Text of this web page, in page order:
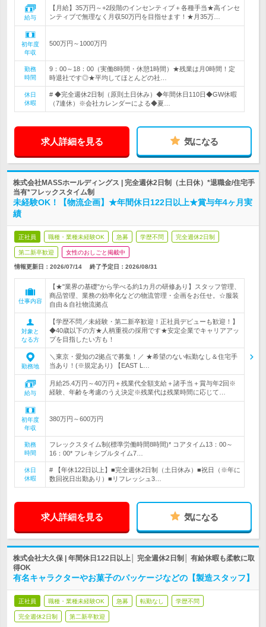
給与
【月給】35万円～+2段階のインセンティブ＋各種手当★高インセ
ンティブで無理なく月収50万円を目指せます！★月35万…
初年度
年収
500万円～1000万円
勤務
時間
9：00～18：00（実働8時間・休憩1時間）★残業は月0時間！定
時退社です◎★平均してほとんどの社…
休日
休暇
# ◆完全週休2日制（原則土日休み）◆年間休日110日◆GW休暇
（7連休）※会社カレンダーによる◆夏…
求人詳細を見る 気になる
株式会社MASSホールディングス | 完全週休2日制（土日休）*退職金/住宅手
当有*フレックスタイム制
未経験OK！【物流企画】★年間休日122日以上★賞与年4ヶ月実
績
正社員 職種・業種未経験OK 急募 学歴不問 完全週休2日制
第二新卒歓迎 女性のおしごと掲載中
情報更新日：2026/07/14 終了予定日： 2026/08/31
仕事内容
【★"業界の基礎"から学べる約1カ月の研修あり】スタッフ管理、
商品管理、業務の効率化などの物流管理・企画をお任せ。☆服装
自由＆自社物流拠点
対象と
なる方
【学歴不問／未経験・第二新卒歓迎！正社員デビューも歓迎！】
◆40歳以下の方★人柄重視の採用です★安定企業でキャリアアッ
プを目指したい方も！
勤務地
＼東京・愛知の2拠点で募集！／ ★希望のない転勤なし＆住宅手
当あり！(※規定あり) 【EAST L…
給与
月給25.4万円～40万円＋残業代全額支給＋諸手当＋賞与年2回※
経験、年齢を考慮のうえ決定※残業代は残業時間に応じて…
初年度
年収
380万円～600万円
勤務
時間
フレックスタイム制(標準労働時間8時間)* コアタイム13：00～
16：00* フレキシブルタイム7…
休日
休暇
# 【年休122日以上】■完全週休2日制（土日休み）■祝日（※年に
数回祝日出勤あり）■リフレッシュ3…
求人詳細を見る 気になる
株式会社大久保 | 年間休日122日以上│ 完全週休2日制│ 有給休暇も柔軟に取
得OK
有名キャラクターやお菓子のパッケージなどの【製造スタッフ】
正社員 職種・業種未経験OK 急募 転勤なし 学歴不問
完全週休2日制 第二新卒歓迎